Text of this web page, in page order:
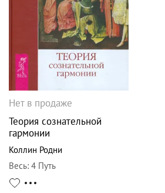
Нет в продаже
Теория сознательной
гармонии
Коллин Родни
Весь: 4 Путь